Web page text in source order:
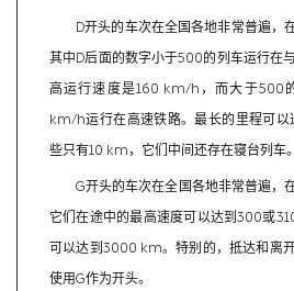
D开头的车次在全国各地非常普遍，
其中D后面的数字小于500的列车运行在
高运行速度是160 km/h，而大于500
km/h运行在高速铁路。最长的里程可
些只有10 km，它们中间还存在寝台列车。
G开头的车次在全国各地非常普遍，
它们在途中的最高速度可以达到300或
可以达到3000 km。特别的，抵达和离
使用G作为开头。